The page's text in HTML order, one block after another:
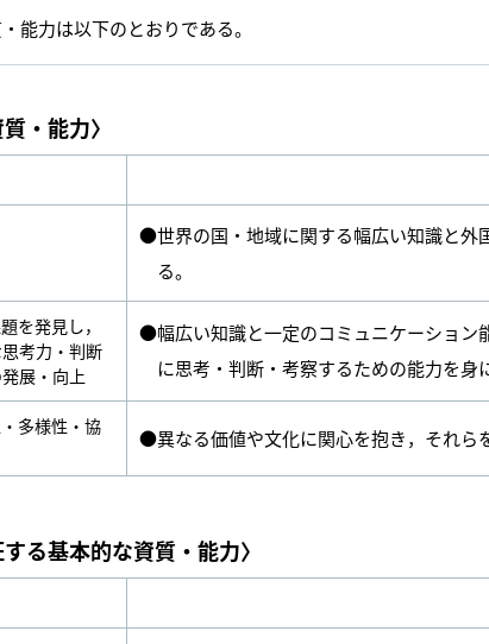
能力は以下のとおりである。
・能力〉
●世界の国・地域に関する幅広い知識と外
る。
を発見し，
考力・判断
展・向上
●幅広い知識と一定のコミュニケーション
に思考・判断・考察するための能力を身
多様性・協
●異なる価値や文化に関心を抱き，それら
る基本的な資質・能力〉